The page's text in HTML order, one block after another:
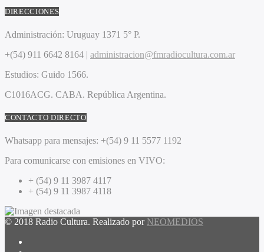
DIRECCIONES
Administración: Uruguay 1371 5° P.
+(54) 911 6642 8164 | administracion@fmradiocultura.com.ar
Estudios: Guido 1566.
C1016ACG. CABA. República Argentina.
CONTACTO DIRECTO
Whatsapp para mensajes: +(54) 9 11 5577 1192
Para comunicarse con emisiones en VIVO:
+ (54) 9 11 3987 4117
+ (54) 9 11 3987 4118
© 2018 Radio Cultura. Realizado por NEOMEDIOS